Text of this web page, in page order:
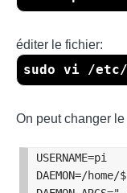
éditer le fichier:
sudo vi /
On peut changer le
USERNAME=pi
DAEMON=/home/